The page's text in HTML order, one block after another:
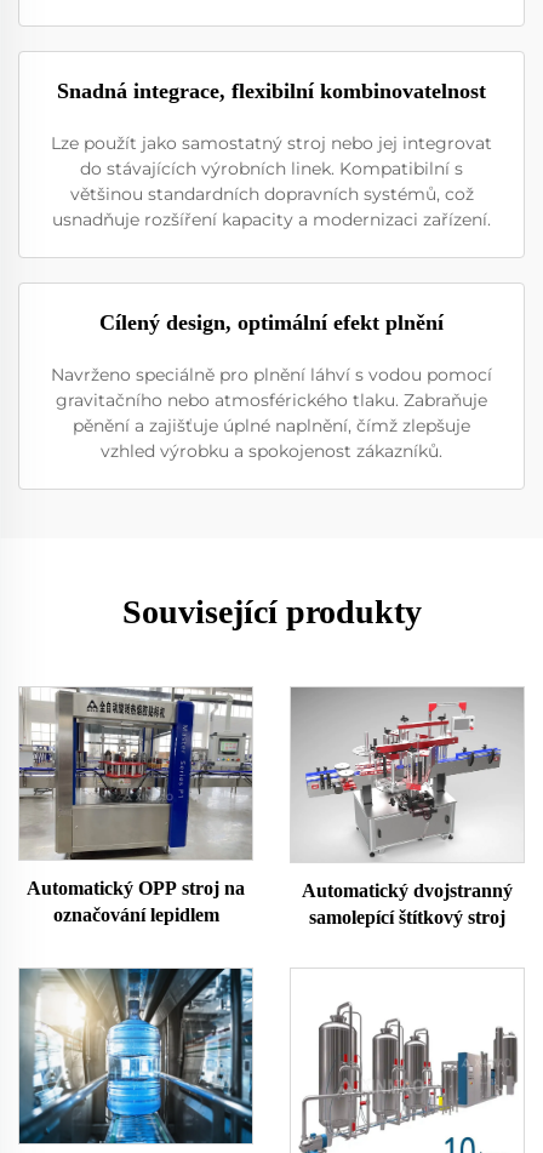
Snadná integrace, flexibilní kombinovatelnost
Lze použít jako samostatný stroj nebo jej integrovat
do stávajících výrobních linek. Kompatibilní s
většinou standardních dopravních systémů, což
usnadňuje rozšíření kapacity a modernizaci zařízení.
Cílený design, optimální efekt plnění
Navrženo speciálně pro plnění láhví s vodou pomocí
gravitačního nebo atmosférického tlaku. Zabraňuje
pěnění a zajišťuje úplné naplnění, čímž zlepšuje
vzhled výrobku a spokojenost zákazníků.
Související produkty
Automatický OPP stroj na
označování lepidlem
Automatický dvojstranný
samolepící štítkový stroj